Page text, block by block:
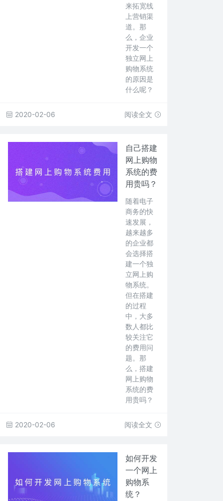
来拓宽线
上营销渠
道。那
么，企业
开发一个
独立网上
购物系统
的原因是
什么呢？
2020-02-06 阅读全文
自己搭建
网上购物
系统的费
用贵吗？
随着电子
商务的快
速发展，
越来越多
的企业都
会选择搭
建一个独
立网上购
物系统。
但在搭建
的过程
中，大多
数人都比
较关注它
的费用问
题。那
么，搭建
网上购物
系统的费
用贵吗？
2020-02-06 阅读全文
如何开发
一个网上
购物系
统？